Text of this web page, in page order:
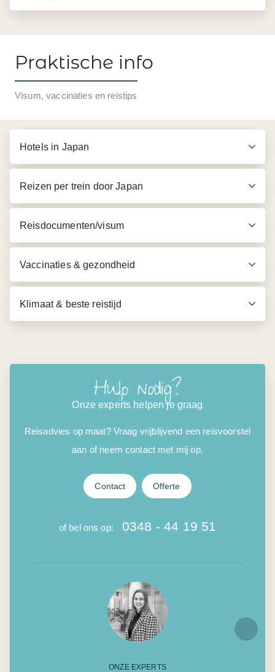
Inbegrepen in de prijs
Retourticket Nohi bus
Praktische info
Visum, vaccinaties en reistips
Hotels in Japan
Reizen per trein door Japan
Reisdocumenten/visum
Vaccinaties & gezondheid
Klimaat & beste reistijd
Hulp nodig?
Onze experts helpen je graag
Reisadvies op maat? Vraag vrijblijvend een reisvoorstel
aan of neem contact met mij op.
Contact Offerte
of bel ons op: 0348 - 44 19 51
ONZE EXPERTS